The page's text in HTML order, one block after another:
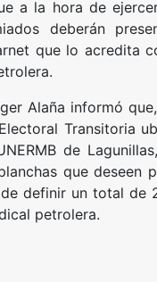
a la hora de
deberán
que lo acredita
Alaña informó
Transitoria
de
que deseen
definir un total de
petrolera.